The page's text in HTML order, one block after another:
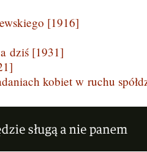
[1916]
dziś [1931]
kobiet w ruchu